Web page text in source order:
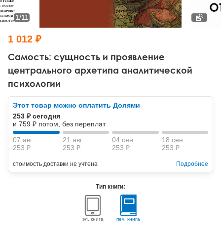
Тревожные расстройства, панические атаки
Психодрама
Другие направления психотерапии
Классический, эриксоновский гипноз и НЛП
НЛП
Психология труда и эргономика
Социальная психология
Социальная и организационная психология
Классический и юнгианский психоанализ
Самость: сущность и проявление
центрального архетипа аналитической
психологии
1/11
1 012 ₽
Этот товар можно оплатить Долями
253 ₽ сегодня
и 759 ₽ потом, без переплат
07 авг
253 ₽
21 авг
253 ₽
04 сен
253 ₽
18 сен
253 ₽
стоимость доставки не учтена Подробнее
Тип книги:
эл. книга печ. книга